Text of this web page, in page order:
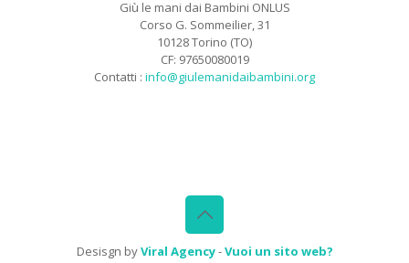
Giù le mani dai Bambini ONLUS
Corso G. Sommeilier, 31
10128 Torino (TO)
CF: 97650080019
Contatti : info@giulemanidaibambini.org
Desisgn byViral Agency-Vuoi un sito web?